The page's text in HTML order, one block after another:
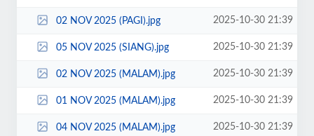
02 NOV 2025 (PAGI).jpg 2025-10-30 21:39
05 NOV 2025 (SIANG).jpg 2025-10-30 21:39
02 NOV 2025 (MALAM).jpg 2025-10-30 21:39
01 NOV 2025 (MALAM).jpg 2025-10-30 21:39
04 NOV 2025 (MALAM).jpg 2025-10-30 21:39